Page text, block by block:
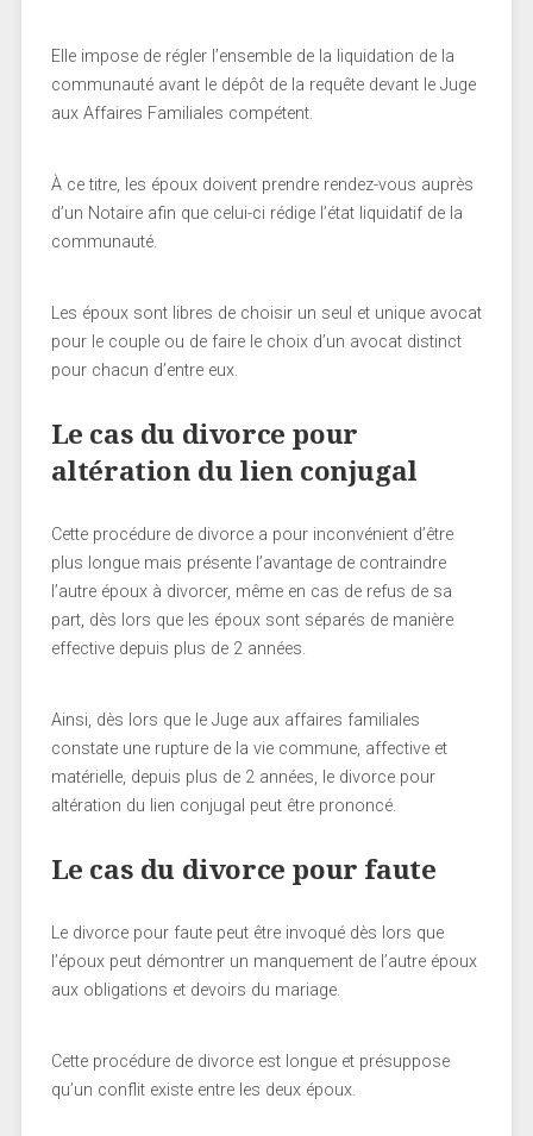
Elle impose de régler l’ensemble de la liquidation de la
communauté avant le dépôt de la requête devant le Juge
aux Affaires Familiales compétent.
À ce titre, les époux doivent prendre rendez-vous auprès
d’un Notaire afin que celui-ci rédige l’état liquidatif de la
communauté.
Les époux sont libres de choisir un seul et unique avocat
pour le couple ou de faire le choix d’un avocat distinct
pour chacun d’entre eux.
Le cas du divorce pour
altération du lien conjugal
Cette procédure de divorce a pour inconvénient d’être
plus longue mais présente l’avantage de contraindre
l’autre époux à divorcer, même en cas de refus de sa
part, dès lors que les époux sont séparés de manière
effective depuis plus de 2 années.
Ainsi, dès lors que le Juge aux affaires familiales
constate une rupture de la vie commune, affective et
matérielle, depuis plus de 2 années, le divorce pour
altération du lien conjugal peut être prononcé.
Le cas du divorce pour faute
Le divorce pour faute peut être invoqué dès lors que
l’époux peut démontrer un manquement de l’autre époux
aux obligations et devoirs du mariage.
Cette procédure de divorce est longue et présuppose
qu’un conflit existe entre les deux époux.